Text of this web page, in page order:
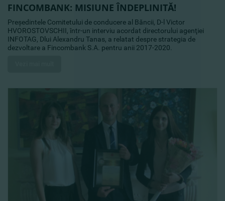
FINCOMBANK: MISIUNE ÎNDEPLINITĂ!
Preşedintele Comitetului de conducere al Băncii, D-l Victor
HVOROSTOVSCHII, într-un interviu acordat directorului agenţiei
INFOTAG, Dlui Alexandru Tanas, a relatat despre strategia de
dezvoltare a Fincombank S.A. pentru anii 2017-2020.